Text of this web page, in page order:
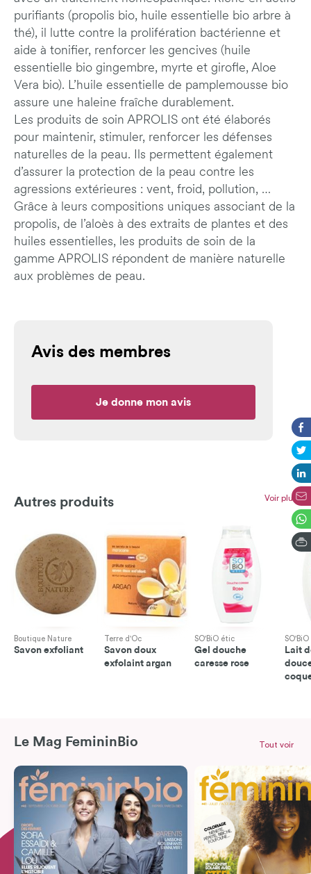
purifiants (propolis bio, huile essentielle bio arbre à
thé), il lutte contre la prolifération bactérienne et
aide à tonifier, renforcer les gencives (huile
essentielle bio gingembre, myrte et girofle, Aloe
Vera bio). L’huile essentielle de pamplemousse bio
assure une haleine fraîche durablement.
Les produits de soin APROLIS ont été élaborés
pour maintenir, stimuler, renforcer les défenses
naturelles de la peau. Ils permettent également
d’assurer la protection de la peau contre les
agressions extérieures : vent, froid, pollution, …
Grâce à leurs compositions uniques associant de la
propolis, de l’aloès à des extraits de plantes et des
huiles essentielles, les produits de soin de la
gamme APROLIS répondent de manière naturelle
aux problèmes de peau.
Avis des membres
Je donne mon avis
Autres produits Voir plus
Boutique Nature
Savon exfoliant
Terre d'Oc
Savon doux
exfolaint argan
SO'BiO étic
Gel douche
caresse rose
Lait
Le Mag FemininBio Tout voir